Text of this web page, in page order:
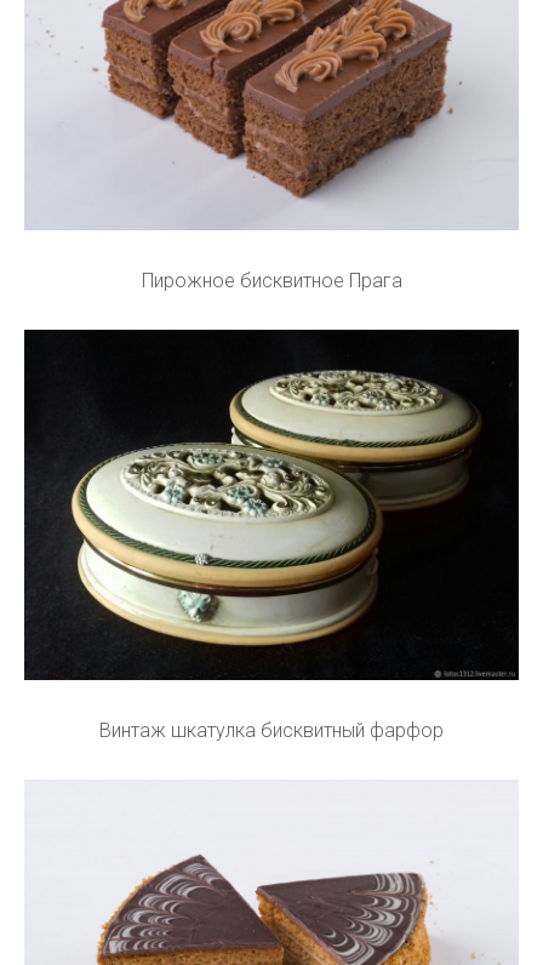
Пирожное бисквитное Прага
Винтаж шкатулка бисквитный фарфор